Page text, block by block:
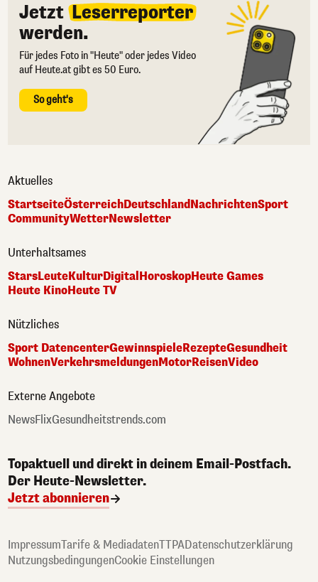
Jetzt Leserreporter
werden.
Für jedes Foto in "Heute" oder jedes Video
auf Heute.at gibt es 50 Euro.
So geht's
Aktuelles
StartseiteÖsterreichDeutschlandNachrichtenSport
CommunityWetterNewsletter
Unterhaltsames
StarsLeuteKulturDigital HoroskopHeute Games
Heute KinoHeute TV
Nützliches
Sport DatencenterGewinnspieleRezepteGesundheit
WohnenVerkehrsmeldungenMotorReisenVideo
Externe Angebote
NewsFlixGesundheitstrends.com
Topaktuell und direkt in deinem Email-Postfach.
Der Heute-Newsletter.
Jetzt abonnieren
ImpressumTarife & MediadatenTTPADatenschutzerklärung
NutzungsbedingungenCookie Einstellungen